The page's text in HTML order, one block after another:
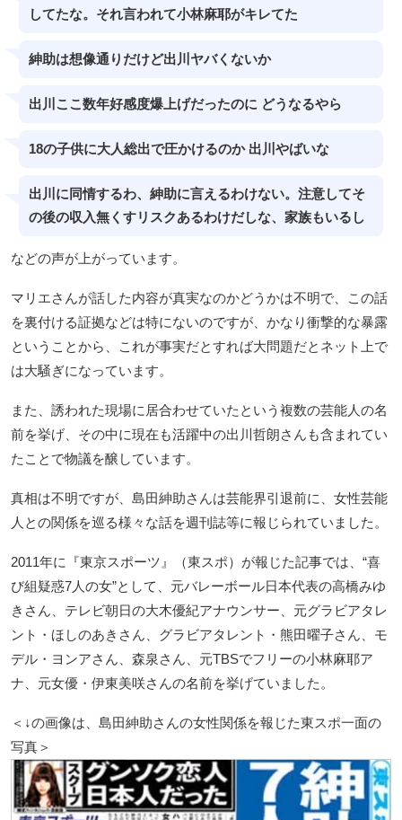
してたな。それ言われて小林麻耶がキレてた
紳助は想像通りだけど出川ヤバくないか
出川ここ数年好感度爆上げだったのに どうなるやら
18の子供に大人総出で圧かけるのか 出川やばいな
出川に同情するわ、紳助に言えるわけない。注意してそ
の後の収入無くすリスクあるわけだしな、家族もいるし
などの声が上がっています。
マリエさんが話した内容が真実なのかどうかは不明で、この話
を裏付ける証拠などは特にないのですが、かなり衝撃的な暴露
ということから、これが事実だとすれば大問題だとネット上で
は大騒ぎになっています。
また、誘われた現場に居合わせていたという複数の芸能人の名
前を挙げ、その中に現在も活躍中の出川哲朗さんも含まれてい
たことで物議を醸しています。
真相は不明ですが、島田紳助さんは芸能界引退前に、女性芸能
人との関係を巡る様々な話を週刊誌等に報じられていました。
2011年に『東京スポーツ』（東スポ）が報じた記事では、“喜
び組疑惑7人の女”として、元バレーボール日本代表の高橋みゆ
きさん、テレビ朝日の大木優紀アナウンサー、元グラビアタレ
ント・ほしのあきさん、グラビアタレント・熊田曜子さん、モ
デル・ヨンアさん、森泉さん、元TBSでフリーの小林麻耶ア
ナ、元女優・伊東美咲さんの名前を挙げていました。
＜↓の画像は、島田紳助さんの女性関係を報じた東スポ一面の
写真＞